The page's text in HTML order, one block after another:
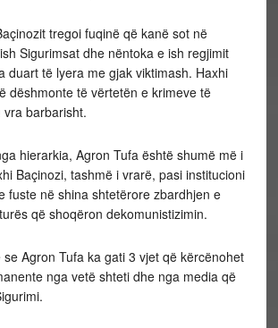
tregoi fuqinë që kanë sot në
Sigurimsat dhe nëntoka e ish regjimit
duart të lyera me gjak viktimash. Haxhi
dëshmonte të vërtetën e krimeve të
barbarisht.
hierarkia, Agron Tufa është shumë më i
Baçinozi, tashmë i vrarë, pasi institucioni
fuste në shina shtetërore zbardhjen e
që shoqëron dekomunistizimin.
Agron Tufa ka gati 3 vjet që kërcënohet
nga vetë shteti dhe nga media që